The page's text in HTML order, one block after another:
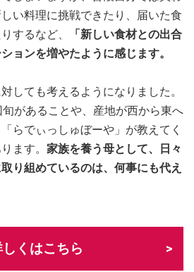
い料理に挑戦できたり、届いた食
するなど、
「新しい食材との出合
ョンを増やたように感じます。
しても考えるようになりました。
があることや、産地が西から東へ
らでぃっしゅぼーや」が教えてく
ます。 家族を養う母として、日々
り組めているのは、何事にも代え
くはこちら